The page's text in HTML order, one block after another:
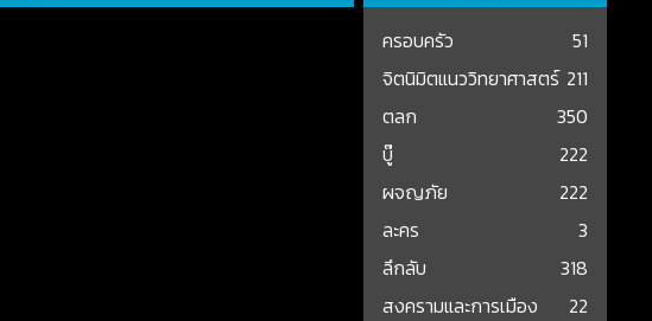
ครอบครัว
51
จิตนิมิตแนววิทยาศาสตร์ 211
ตลก
350
บู๊
222
ผจญภัย
222
ละคร
3
ลึกลับ
318
สงครามและการเมือง
22